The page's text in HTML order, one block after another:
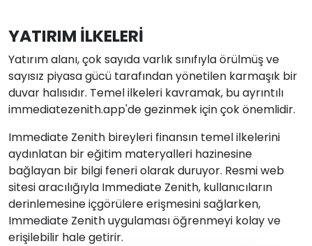
YATIRIM İLKELERİ
Yatırım alanı, çok sayıda varlık sınıfıyla örülmüş ve
sayısız piyasa gücü tarafından yönetilen karmaşık bir
duvar halısıdır. Temel ilkeleri kavramak, bu ayrıntılı
immediatezenith.app'de gezinmek için çok önemlidir.
Immediate Zenith bireyleri finansın temel ilkelerini
aydınlatan bir eğitim materyalleri hazinesine
bağlayan bir bilgi feneri olarak duruyor. Resmi web
sitesi aracılığıyla Immediate Zenith, kullanıcıların
derinlemesine içgörülere erişmesini sağlarken,
Immediate Zenith uygulaması öğrenmeyi kolay ve
erişilebilir hale getirir.